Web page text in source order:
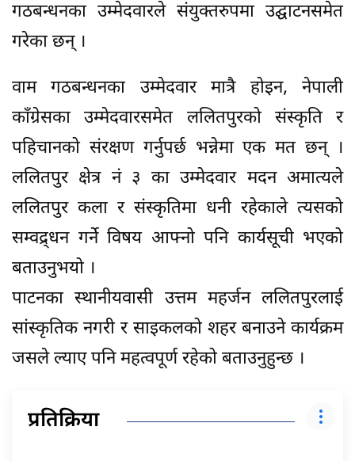
गठबन्धनका उम्मेदवारले संयुक्तरुपमा उद्घाटनसमेत
गरेका छन् ।
वाम गठबन्धनका उम्मेदवार मात्रै होइन, नेपाली
काँग्रेसका उम्मेदवारसमेत ललितपुरको संस्कृति र
पहिचानको संरक्षण गर्नुपर्छ भन्नेमा एक मत छन् ।
ललितपुर क्षेत्र नं ३ का उम्मेदवार मदन अमात्यले
ललितपुर कला र संस्कृतिमा धनी रहेकाले त्यसको
सम्वद्र्धन गर्ने विषय आफ्नो पनि कार्यसूची भएको
बताउनुभयो ।
पाटनका स्थानीयवासी उत्तम महर्जन ललितपुरलाई
सांस्कृतिक नगरी र साइकलको शहर बनाउने कार्यक्रम
जसले ल्याए पनि महत्वपूर्ण रहेको बताउनुहुन्छ ।
प्रतिक्रिया